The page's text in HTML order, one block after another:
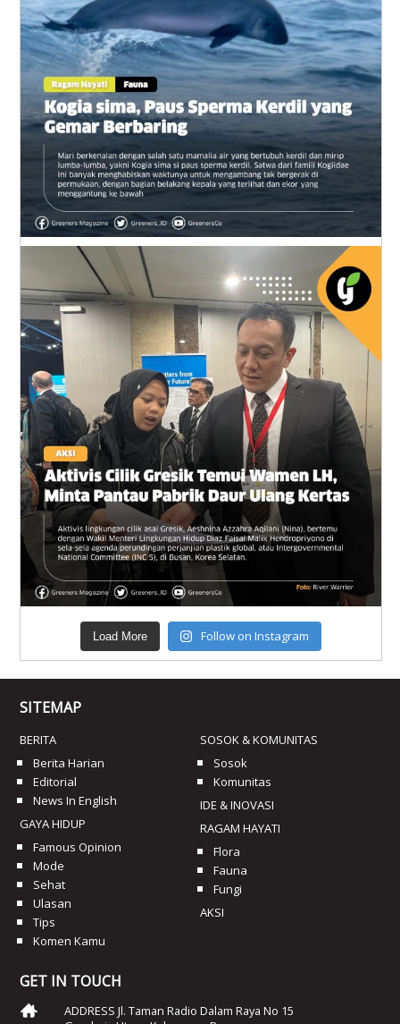
Load More Follow on Instagram
SITEMAP
BERITA
Berita Harian
Editorial
News In English
GAYA HIDUP
Famous Opinion
Mode
Sehat
Ulasan
Tips
Komen Kamu
SOSOK & KOMUNITAS
Sosok
Komunitas
IDE & INOVASI
RAGAM HAYATI
Flora
Fauna
Fungi
AKSI
GET IN TOUCH
ADDRESS Jl. Taman Radio Dalam Raya No 15